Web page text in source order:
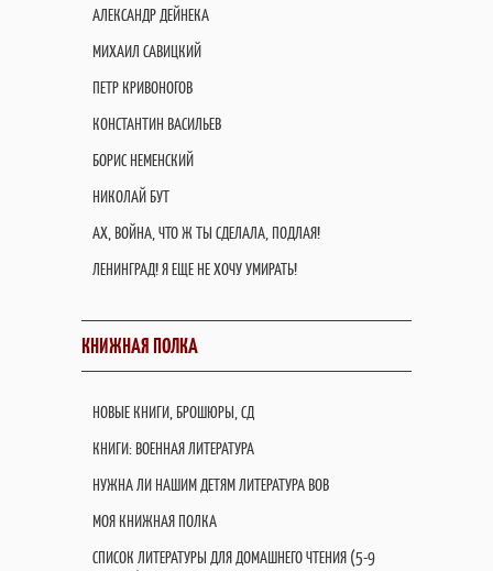
АЛЕКСАНДР ДЕЙНЕКА
МИХАИЛ САВИЦКИЙ
ПЕТР КРИВОНОГОВ
КОНСТАНТИН ВАСИЛЬЕВ
БОРИС НЕМЕНСКИЙ
НИКОЛАЙ БУТ
АХ, ВОЙНА, ЧТО Ж ТЫ СДЕЛАЛА, ПОДЛАЯ!
ЛЕНИНГРАД! Я ЕЩЕ НЕ ХОЧУ УМИРАТЬ!
КНИЖНАЯ ПОЛКА
НОВЫЕ КНИГИ, БРОШЮРЫ, СД
КНИГИ: ВОЕННАЯ ЛИТЕРАТУРА
НУЖНА ЛИ НАШИМ ДЕТЯМ ЛИТЕРАТУРА ВОВ
МОЯ КНИЖНАЯ ПОЛКА
СПИСОК ЛИТЕРАТУРЫ ДЛЯ ДОМАШНЕГО ЧТЕНИЯ (5-9